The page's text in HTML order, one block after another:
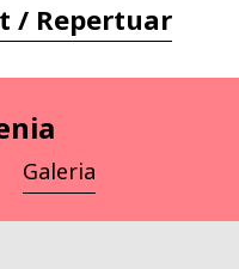
/ Repertuar
Galeria